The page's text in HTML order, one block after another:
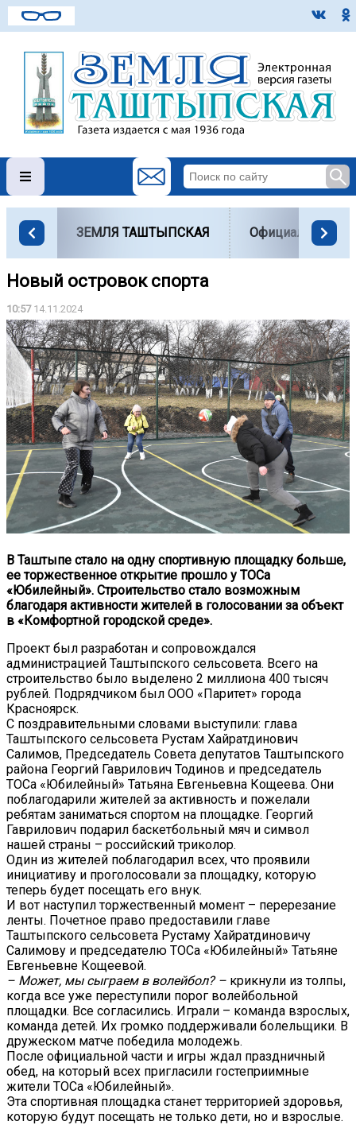
ЗЕМЛЯ ТАШТЫПСКАЯ Официально
Новый островок спорта
10:5714.11.2024
В Таштыпе стало на одну спортивную площадку больше,
ее торжественное открытие прошло у ТОСа
«Юбилейный». Строительство стало возможным
благодаря активности жителей в голосовании за объект
в «Комфортной городской среде».
Проект был разработан и сопровождался
администрацией Таштыпского сельсовета. Всего на
строительство было выделено 2 миллиона 400 тысяч
рублей. Подрядчиком был ООО «Паритет» города
Красноярск.
С поздравительными словами выступили: глава
Таштыпского сельсовета Рустам Хайратдинович
Салимов, Председатель Совета депутатов Таштыпского
района Георгий Гаврилович Тодинов и председатель
ТОСа «Юбилейный» Татьяна Евгеньевна Кощеева. Они
поблагодарили жителей за активность и пожелали
ребятам заниматься спортом на площадке. Георгий
Гаврилович подарил баскетбольный мяч и символ
нашей страны – российский триколор.
Один из жителей поблагодарил всех, что проявили
инициативу и проголосовали за площадку, которую
теперь будет посещать его внук.
И вот наступил торжественный момент – перерезание
ленты. Почетное право предоставили главе
Таштыпского сельсовета Рустаму Хайратдиновичу
Салимову и председателю ТОСа «Юбилейный» Татьяне
Евгеньевне Кощеевой.
– Может, мы сыграем в волейбол? – крикнули из толпы,
когда все уже переступили порог волейбольной
площадки. Все согласились. Играли – команда взрослых,
команда детей. Их громко поддерживали болельщики. В
дружеском матче победила молодежь.
После официальной части и игры ждал праздничный
обед, на который всех пригласили гостеприимные
жители ТОСа «Юбилейный».
Эта спортивная площадка станет территорией здоровья,
которую будут посещать не только дети, но и взрослые.